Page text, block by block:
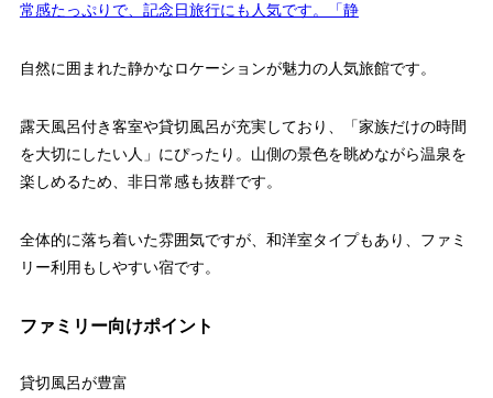
常感たっぷりで、記念日旅行にも人気です。「静
自然に囲まれた静かなロケーションが魅力の人気旅館です。
露天風呂付き客室や貸切風呂が充実しており、「家族だけの時間
を大切にしたい人」にぴったり。山側の景色を眺めながら温泉を
楽しめるため、非日常感も抜群です。
全体的に落ち着いた雰囲気ですが、和洋室タイプもあり、ファミ
リー利用もしやすい宿です。
ファミリー向けポイント
貸切風呂が豊富